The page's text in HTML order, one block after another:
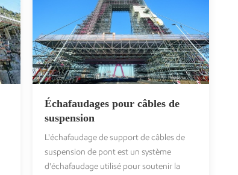
Échafaudages pour câbles de
suspension
L'échafaudage de support de câbles de
suspension de pont est un système
d'échafaudage utilisé pour soutenir la